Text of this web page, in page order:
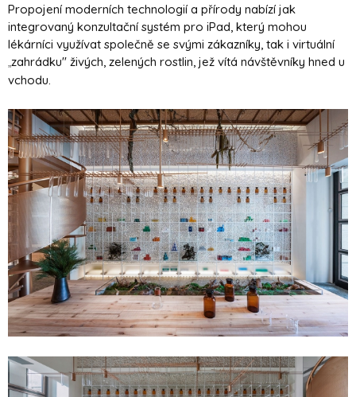
Propojení moderních technologií a přírody nabízí jak
integrovaný konzultační systém pro iPad, který mohou
lékárníci využívat společně se svými zákazníky, tak i virtuální
zahrádku" živých, zelených rostlin, jež vítá návštěvníky hned u
vchodu.